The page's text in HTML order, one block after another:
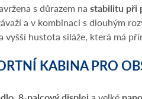
s důrazem na stabilitu při
a v kombinaci s dlouhým
vyšší hustota siláže, která má
KABINA PRO